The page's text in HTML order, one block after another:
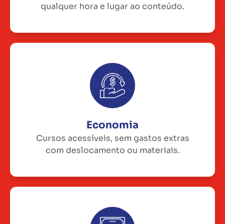
qualquer hora e lugar ao conteúdo.
Economia
Cursos acessíveis, sem gastos extras
com deslocamento ou materiais.